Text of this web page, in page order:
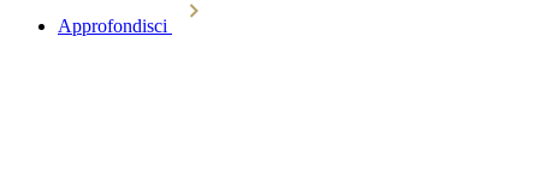
Approfondisci